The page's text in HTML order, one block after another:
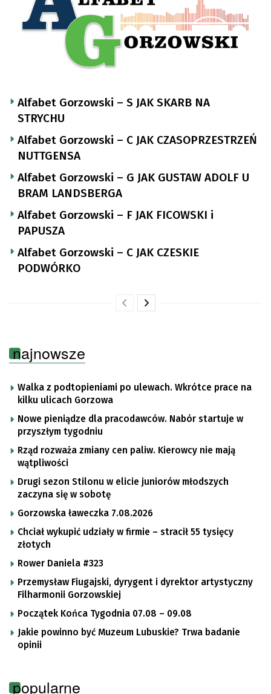
Alfabet Gorzowski – S JAK SKARB NA
STRYCHU
Alfabet Gorzowski – C JAK CZASOPRZESTRZEŃ
NUTTGENSA
Alfabet Gorzowski – G JAK GUSTAW ADOLF U
BRAM LANDSBERGA
Alfabet Gorzowski – F JAK FICOWSKI i
PAPUSZA
Alfabet Gorzowski – C JAK CZESKIE
PODWÓRKO
najnowsze
Walka z podtopieniami po ulewach. Wkrótce prace na
kilku ulicach Gorzowa
Nowe pieniądze dla pracodawców. Nabór startuje w
przyszłym tygodniu
Rząd rozważa zmiany cen paliw. Kierowcy nie mają
wątpliwości
Drugi sezon Stilonu w elicie juniorów młodszych
zaczyna się w sobotę
Gorzowska ławeczka 7.08.2026
Chciał wykupić udziały w firmie – stracił 55 tysięcy
złotych
Rower Daniela #323
Przemysław Fiugajski, dyrygent i dyrektor artystyczny
Filharmonii Gorzowskiej
Początek Końca Tygodnia 07.08 – 09.08
Jakie powinno być Muzeum Lubuskie? Trwa badanie
opinii
popularne